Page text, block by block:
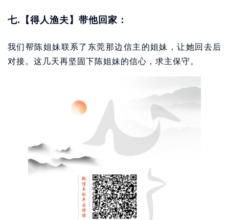
七.【得人渔夫】带他回家：
我们帮陈姐妹联系了东莞那边信主的姐妹，让她回去后
对接。这几天再坚固下陈姐妹的信心，求主保守。